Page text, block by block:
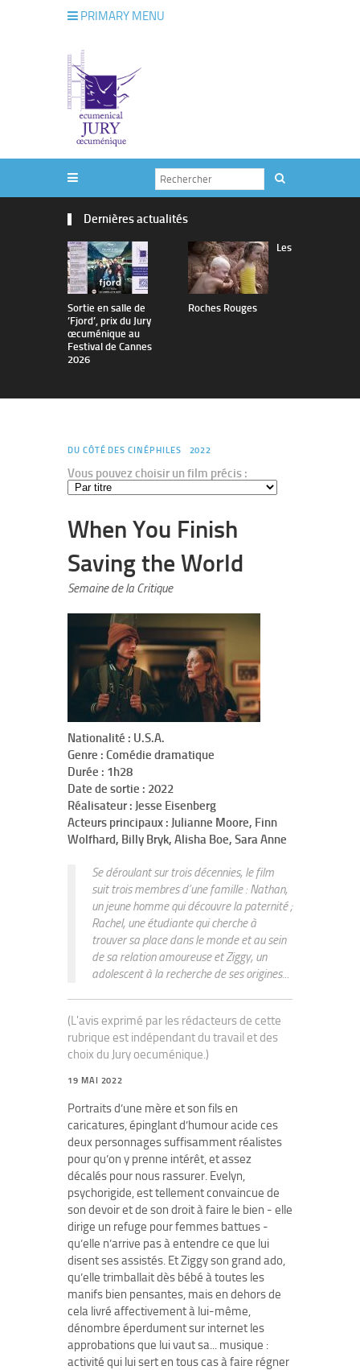
PRIMARY MENU
Dernières actualités
Sortie en salle de
’Fjord’, prix du Jury
œcuménique au
Festival de Cannes
2026
Les
Roches Rouges
DU CÔTÉ DES CINÉPHILES 2022
Vous pouvez choisir un film précis :
When You Finish
Saving the World
Semaine de la Critique
Nationalité : U.S.A.
Genre : Comédie dramatique
Durée : 1h28
Date de sortie : 2022
Réalisateur : Jesse Eisenberg
Acteurs principaux : Julianne Moore, Finn
Wolfhard, Billy Bryk, Alisha Boe, Sara Anne
Se déroulant sur trois décennies, le film
suit trois membres d’une famille : Nathan,
un jeune homme qui découvre la paternité ;
Rachel, une étudiante qui cherche à
trouver sa place dans le monde et au sein
de sa relation amoureuse et Ziggy, un
adolescent à la recherche de ses origines...
(L'avis exprimé par les rédacteurs de cette
rubrique est indépendant du travail et des
choix du Jury oecuménique.)
19 MAI 2022
Portraits d’une mère et son fils en
caricatures, épinglant d’humour acide ces
deux personnages suffisamment réalistes
pour qu’on y prenne intérêt, et assez
décalés pour nous rassurer. Evelyn,
psychorigide, est tellement convaincue de
son devoir et de son droit à faire le bien - elle
dirige un refuge pour femmes battues -
qu’elle n’arrive pas à entendre ce que lui
disent ses assistés. Et Ziggy son grand ado,
qu’elle trimballait dès bébé à toutes les
manifs bien pensantes, mais en dehors de
cela livré affectivement à lui-même,
dénombre éperdument sur internet les
approbations que lui vaut sa... musique :
activité qui lui sert en tous cas à faire régner